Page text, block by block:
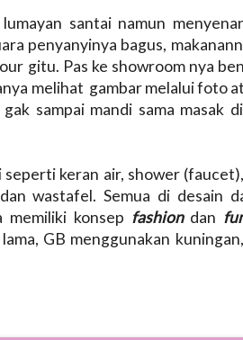
santai namun
penyanyinya bagus,
gitu. Pas ke showroom nya
melihat gambar melalui foto
sampai mandi sama masak
keran air, shower
wastafel. Semua di desain
konsep fashion dan
GB menggunakan